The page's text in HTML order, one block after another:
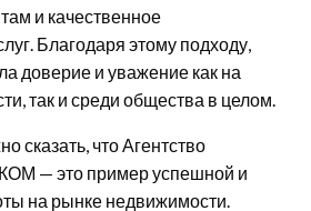
и качественное
Благодаря этому подходу,
доверие и уважение как на
так и среди общества в целом.
сказать, что Агентство
— это пример успешной и
на рынке недвижимости.